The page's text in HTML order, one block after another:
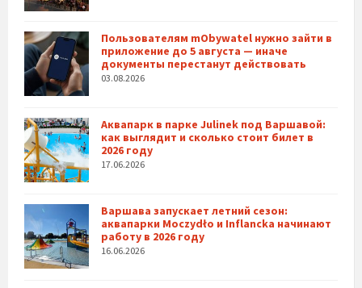
Пользователям mObywatel нужно зайти в
приложение до 5 августа — иначе
документы перестанут действовать
03.08.2026
Аквапарк в парке Julinek под Варшавой:
как выглядит и сколько стоит билет в
2026 году
17.06.2026
Варшава запускает летний сезон:
аквапарки Moczydło и Inflancka начинают
работу в 2026 году
16.06.2026